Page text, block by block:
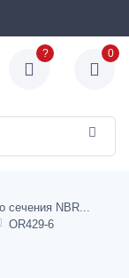
? 0
сечения NBR
OR429-6